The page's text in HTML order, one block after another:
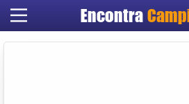
Encontra